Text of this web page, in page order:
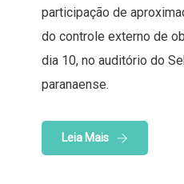
participação de
do controle externo de
dia 10, no auditório do
paranaense.
Leia Mais